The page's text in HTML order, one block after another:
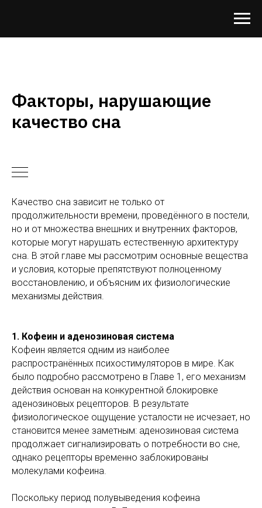
Факторы, нарушающие
качество сна
Качество сна зависит не только от
продолжительности времени, проведённого в постели,
но и от множества внешних и внутренних факторов,
которые могут нарушать естественную архитектуру
сна. В этой главе мы рассмотрим основные вещества
и условия, которые препятствуют полноценному
восстановлению, и объясним их физиологические
механизмы действия.
1. Кофеин и аденозиновая система
Кофеин является одним из наиболее
распространённых психостимуляторов в мире. Как
было подробно рассмотрено в Главе 1, его механизм
действия основан на конкурентной блокировке
аденозиновых рецепторов. В результате
физиологическое ощущение усталости не исчезает, но
становится менее заметным: аденозиновая система
продолжает сигнализировать о потребности во сне,
однако рецепторы временно заблокированы
молекулами кофеина.
Поскольку период полувыведения кофеина